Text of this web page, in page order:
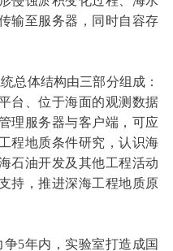
输至服务器，同时自容存
总体结构由三部分组成：
台、位于海面的观测数据
理服务器与客户端，可应
程地质条件研究，认识海
石油开发及其他工程活动
持，推进深海工程地质原
5年内，实验室打造成国